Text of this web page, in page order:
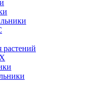
растений